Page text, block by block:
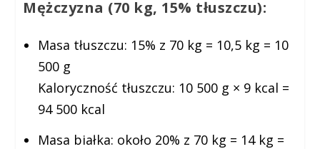
Mężczyzna (70 kg, 15% tłuszczu):
Masa tłuszczu: 15% z 70 kg = 10,5 kg = 10
500 g
Kaloryczność tłuszczu: 10 500 g × 9 kcal =
94 500 kcal
Masa białka: około 20% z 70 kg = 14 kg =